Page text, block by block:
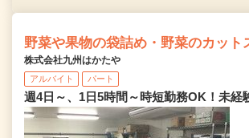
野菜や果物の袋詰め・野菜のカット
株式会社九州はかたや
アルバイト パート
週4日～、1日5時間～時短勤務OK！未経